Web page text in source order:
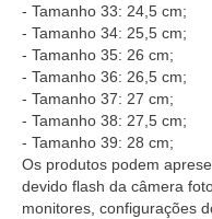
- Tamanho 33: 24,5 cm;
- Tamanho 34: 25,5 cm;
- Tamanho 35: 26 cm;
- Tamanho 36: 26,5 cm;
- Tamanho 37: 27 cm;
- Tamanho 38: 27,5 cm;
- Tamanho 39: 28 cm;
Os produtos podem
devido flash da câmera
monitores, configurações